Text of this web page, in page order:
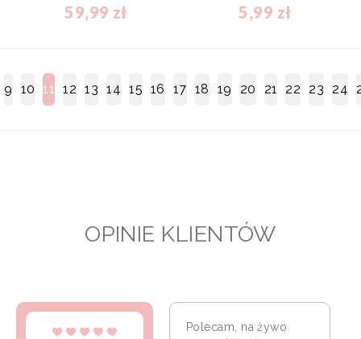
59,99 zł 5,99 zł
9 10 11 12 13 14 15 16 17 18 19 20 21 22 23 24
OPINIE KLIENTÓW
Polecam, na żywo